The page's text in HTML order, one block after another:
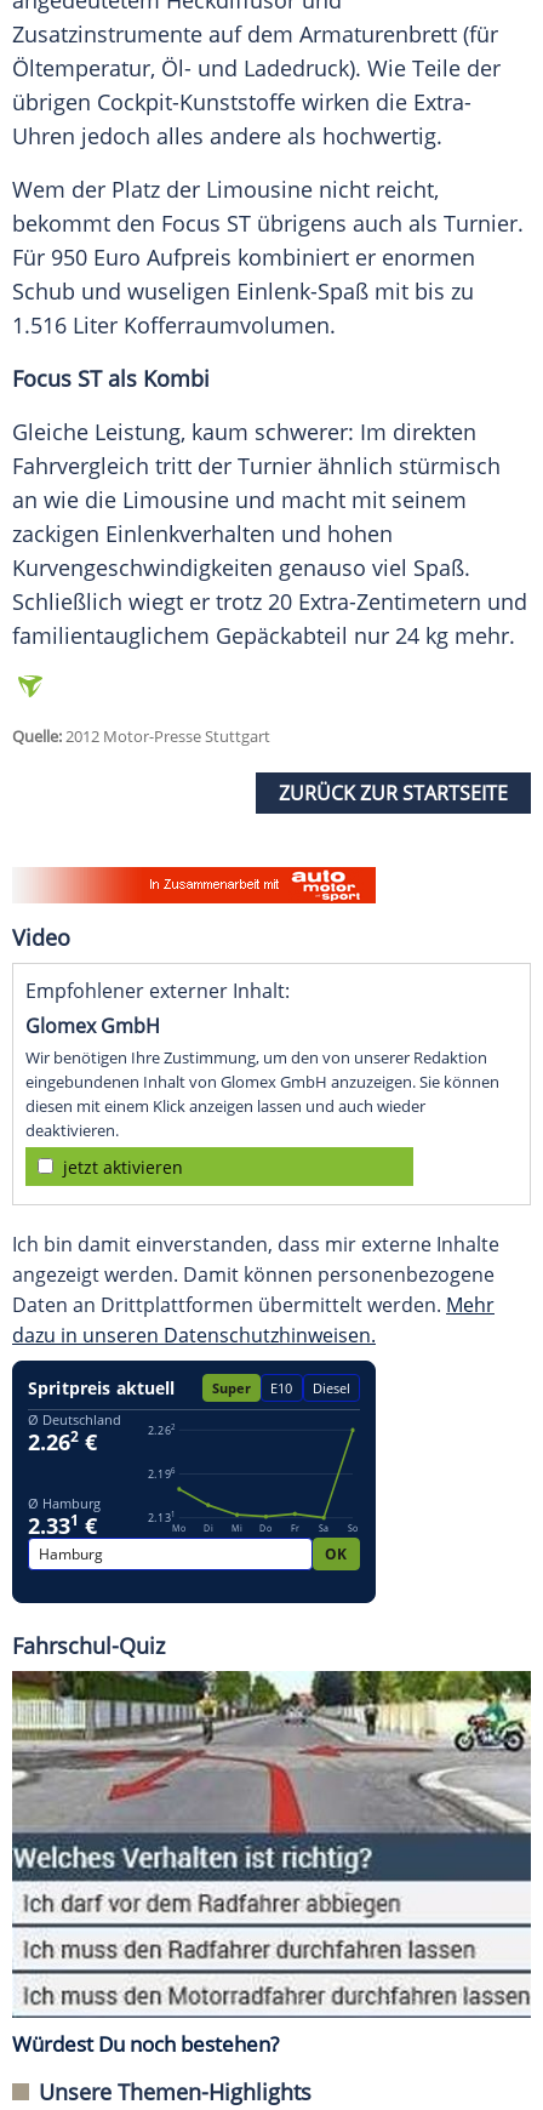
Zusatzinstrumente auf dem Armaturenbrett (für
Öltemperatur, Öl- und Ladedruck). Wie Teile der
übrigen Cockpit-Kunststoffe wirken die Extra-
Uhren jedoch alles andere als hochwertig.
Wem der Platz der Limousine nicht reicht,
bekommt den Focus ST übrigens auch als Turnier.
Für 950 Euro Aufpreis kombiniert er enormen
Schub und wuseligen Einlenk-Spaß mit bis zu
1.516 Liter Kofferraumvolumen.
Focus ST als Kombi
Gleiche Leistung, kaum schwerer: Im direkten
Fahrvergleich tritt der Turnier ähnlich stürmisch
an wie die Limousine und macht mit seinem
zackigen Einlenkverhalten und hohen
Kurvengeschwindigkeiten genauso viel Spaß.
Schließlich wiegt er trotz 20 Extra-Zentimetern und
familientauglichem Gepäckabteil nur 24 kg mehr.
Quelle:2012 Motor-Presse Stuttgart
ZURÜCK ZUR STARTSEITE
Video
Empfohlener externer Inhalt:
Glomex GmbH
Wir benötigen Ihre Zustimmung, um den von unserer Redaktion
eingebundenen Inhalt von Glomex GmbH anzuzeigen. Sie können
diesen mit einem Klick anzeigen lassen und auch wieder
deaktivieren.
jetzt aktivieren
Ich bin damit einverstanden, dass mir externe Inhalte
angezeigt werden. Damit können personenbezogene
Daten an Drittplattformen übermittelt werden. Mehr
dazu in unseren Datenschutzhinweisen.
Fahrschul-Quiz
Würdest Du noch bestehen?
Unsere Themen-Highlights